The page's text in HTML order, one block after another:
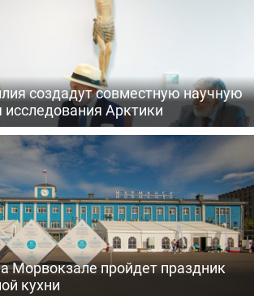
создадут совместную научную
Арктики
Морвокзале пройдет праздник
кухни